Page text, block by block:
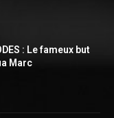
: Le fameux but
Marc